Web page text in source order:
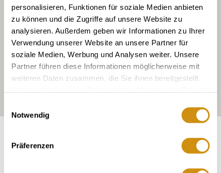
personalisieren, Funktionen für soziale Medien anbieten
zu können und die Zugriffe auf unsere Website zu
analysieren. Außerdem geben wir Informationen zu Ihrer
Verwendung unserer Website an unsere Partner für
soziale Medien, Werbung und Analysen weiter. Unsere
Partner führen diese Informationen möglicherweise mit
weiteren Daten zusammen, die Sie ihnen bereitgestellt
Notwendig
Präferenzen